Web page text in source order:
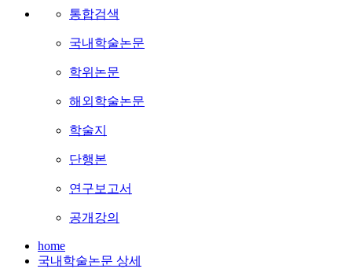
통합검색
국내학술논문
학위논문
해외학술논문
학술지
단행본
연구보고서
공개강의
home
국내학술논문 상세